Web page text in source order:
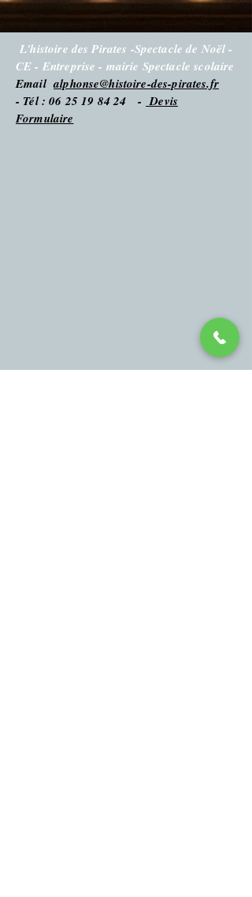
L'histoire des Pirates -Spectacle de Noël -
CE - Entreprise - mairie Spectacle scolaire
Emailalphonse@histoire-des-pirates.fr
- Tél : 06 25 19 84 24 - Devis
Formulaire